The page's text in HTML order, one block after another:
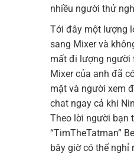
nhiều người thử
Tới đây một lượng
sang Mixer và
mất đi lượng người
Mixer của anh đã
mặt và người xem
chat ngay cả khi
Theo lời người bạn
“TimTheTatman”
bây giờ có thể nghỉ